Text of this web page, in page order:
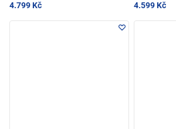
4.799 Kč 4.599 Kč